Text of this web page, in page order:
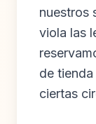
nuestros
viola las
de
ciertas